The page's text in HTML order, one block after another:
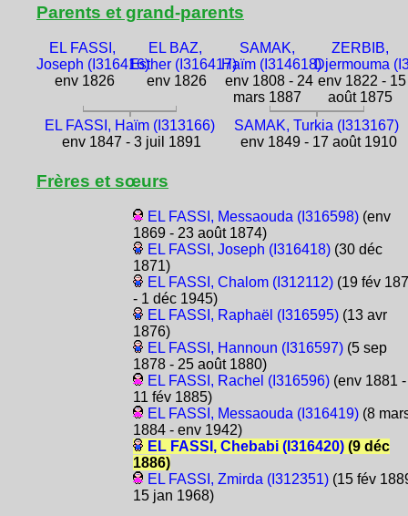
Parents et grand-parents
EL FASSI,
Joseph (I316416)
env 1826
EL BAZ,
Esther (I316417)
env 1826
SAMAK,
Haïm (I314618)
env 1808 - 24
mars 1887
ZERBIB,
Djermouma
env 1822 - 15
août 1875
EL FASSI, Haïm (I313166)
env 1847 - 3 juil 1891
SAMAK, Turkia (I313167)
env 1849 - 17 août 1910
Frères et sœurs
EL FASSI, Messaouda (I316598)(env
1869 - 23 août 1874)
EL FASSI, Joseph (I316418)(30 déc
1871)
EL FASSI, Chalom (I312112)(19 fév
- 1 déc 1945)
EL FASSI, Raphaël (I316595)(13 avr
1876)
EL FASSI, Hannoun (I316597)(5 sep
1878 - 25 août 1880)
EL FASSI, Rachel (I316596)(env 1881 -
11 fév 1885)
EL FASSI, Messaouda (I316419)(8
1884 - env 1942)
EL FASSI, Chebabi (I316420)(9 déc
1886)
EL FASSI, Zmirda (I312351)(15 fév
15 jan 1968)